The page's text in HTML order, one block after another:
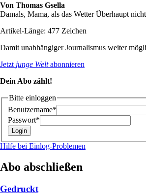
Von Thomas Gsella
Damals, Mama, als das Wetter Überhaupt
Artikel-Länge: 477 Zeichen
Damit unabhängiger Journalismus weiter
Jetzt junge Weltabonnieren
Dein Abo zählt!
Bitte einloggen
Benutzername*
Passwort*
Hilfe bei Einlog-Problemen
Abo abschließen
Gedruckt